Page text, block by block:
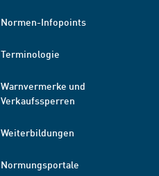
Normen-Infopoints
Terminologie
Warnvermerke und
Verkaufssperren
Weiterbildungen
Normungsportale